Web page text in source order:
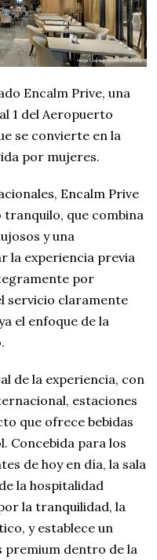
Encalm Prive, una
1 del Aeropuerto
se convierte en la
por mujeres.
Encalm Prive
que combina
y una
la experiencia previa
por
servicio claramente
el enfoque de la
de la experiencia, con
estaciones
que ofrece bebidas
Concebida para los
de hoy en día, la sala
la hospitalidad
la tranquilidad, la
y establece un
premium dentro de la